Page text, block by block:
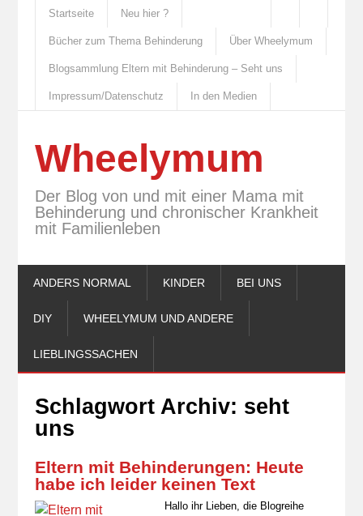
Startseite Neu hier ?
Bücher zum Thema Behinderung Über Wheelymum
Blogsammlung Eltern mit Behinderung – Seht uns
Impressum/Datenschutz In den Medien
Wheelymum
Der Blog von und mit einer Mama mit
Behinderung und chronischer Krankheit
mit Familienleben
ANDERS NORMAL KINDER BEI UNS
DIY WHEELYMUM UND ANDERE
LIEBLINGSSACHEN
Schlagwort Archiv: seht
uns
Eltern mit Behinderungen: Heute
habe ich leider keinen Text
Hallo ihr Lieben, die Blogreihe